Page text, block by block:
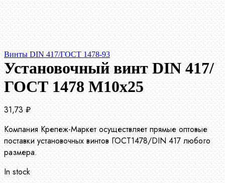
Винты DIN 417/ГОСТ 1478-93
Установочный винт DIN 417/
ГОСТ 1478 М10х25
31,73 ₽
Компания Крепеж-Маркет осуществляет прямые оптовые
поставки установочных винтов ГОСТ1478/DIN 417 любого
размера.
In stock